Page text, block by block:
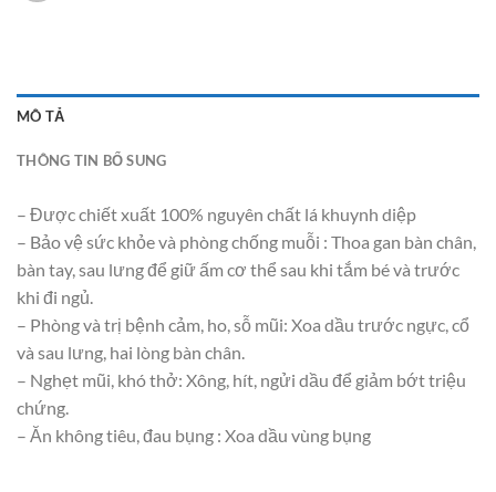
MÔ TẢ
THÔNG TIN BỔ SUNG
– Được chiết xuất 100% nguyên chất lá khuynh diệp
– Bảo vệ sức khỏe và phòng chống muỗi : Thoa gan bàn chân,
bàn tay, sau lưng để giữ ấm cơ thể sau khi tắm bé và trước
khi đi ngủ.
– Phòng và trị bệnh cảm, ho, sỗ mũi: Xoa dầu trước ngực, cổ
và sau lưng, hai lòng bàn chân.
– Nghẹt mũi, khó thở: Xông, hít, ngửi dầu để giảm bớt triệu
chứng.
– Ăn không tiêu, đau bụng : Xoa dầu vùng bụng